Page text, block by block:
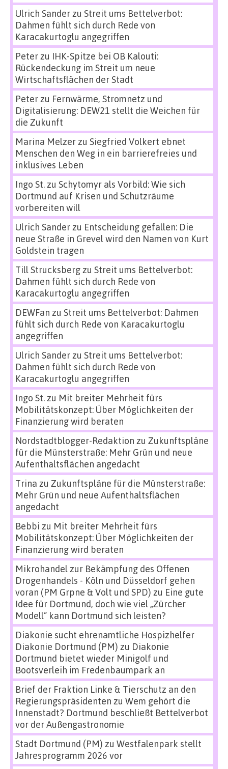
Ulrich Sanderzu Streit ums Bettelverbot:
Dahmen fühlt sich durch Rede von
Karacakurtoglu angegriffen
Peterzu IHK-Spitze bei OB Kalouti:
Rückendeckung im Streit um neue
Wirtschaftsflächen der Stadt
Peterzu Fernwärme, Stromnetz und
Digitalisierung: DEW21 stellt die Weichen für
die Zukunft
Marina Melzerzu Siegfried Volkert ebnet
Menschen den Weg in ein barrierefreies und
inklusives Leben
Ingo St.zu Schytomyr als Vorbild: Wie sich
Dortmund auf Krisen und Schutzräume
vorbereiten will
Ulrich Sanderzu Entscheidung gefallen: Die
neue Straße in Grevel wird den Namen von Kurt
Goldstein tragen
Till Strucksbergzu Streit ums Bettelverbot:
Dahmen fühlt sich durch Rede von
Karacakurtoglu angegriffen
DEWFan zu Streit ums Bettelverbot: Dahmen
fühlt sich durch Rede von Karacakurtoglu
angegriffen
Ulrich Sanderzu Streit ums Bettelverbot:
Dahmen fühlt sich durch Rede von
Karacakurtoglu angegriffen
Ingo St.zu Mit breiter Mehrheit fürs
Mobilitätskonzept: Über Möglichkeiten der
Finanzierung wird beraten
Nordstadtblogger-Redaktion zu Zukunftspläne
für die Münsterstraße: Mehr Grün und neue
Aufenthaltsflächen angedacht
Trina zu Zukunftspläne für die Münsterstraße:
Mehr Grün und neue Aufenthaltsflächen
angedacht
Bebbi zu Mit breiter Mehrheit fürs
Mobilitätskonzept: Über Möglichkeiten der
Finanzierung wird beraten
Mikrohandel zur Bekämpfung des Offenen
Drogenhandels - Köln und Düsseldorf gehen
voran (PM Grpne & Volt und SPD) zu Eine gute
Idee für Dortmund, doch wie viel „Zürcher
Modell“ kann Dortmund sich leisten?
Diakonie sucht ehrenamtliche Hospizhelfer
Diakonie Dortmund (PM) zu Diakonie
Dortmund bietet wieder Minigolf und
Bootsverleih im Fredenbaumpark an
Brief der Fraktion Linke & Tierschutz an den
Regierungspräsidenten zu Wem gehört die
Innenstadt? Dortmund beschließt Bettelverbot
vor der Außengastronomie
Stadt Dortmund (PM) zu Westfalenpark stellt
Jahresprogramm 2026 vor